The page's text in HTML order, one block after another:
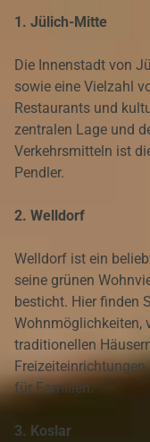
1. Jülich-Mitte
Die Innenstadt von
sowie eine Vielzahl
Restaurants und
zentralen Lage und
Verkehrsmitteln ist
Pendler.
2. Welldorf
Welldorf ist ein
seine grünen
besticht. Hier finden
Wohnmöglichkeiten,
traditionellen
für Familien.
3. Koslar